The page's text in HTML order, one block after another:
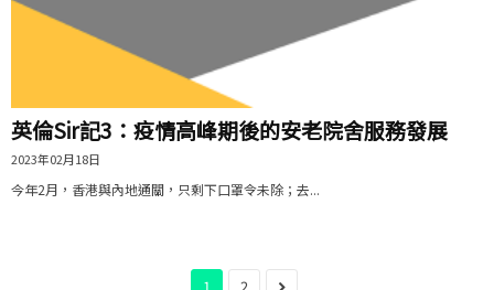
英倫Sir記3：疫情高峰期後的安老院舍服務發展
2023年02月18日
今年2月，香港與內地通關，只剩下口罩令未除；去...
1 2